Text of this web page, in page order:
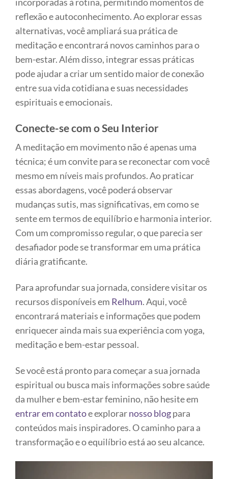
reflexão e autoconhecimento. Ao explorar essas
alternativas, você ampliará sua prática de
meditação e encontrará novos caminhos para o
bem-estar. Além disso, integrar essas práticas
pode ajudar a criar um sentido maior de conexão
entre sua vida cotidiana e suas necessidades
espirituais e emocionais.
Conecte-se com o Seu Interior
A meditação em movimento não é apenas uma
técnica; é um convite para se reconectar com você
mesmo em níveis mais profundos. Ao praticar
essas abordagens, você poderá observar
mudanças sutis, mas significativas, em como se
sente em termos de equilíbrio e harmonia interior.
Com um compromisso regular, o que parecia ser
desafiador pode se transformar em uma prática
diária gratificante.
Para aprofundar sua jornada, considere visitar os
recursos disponíveis em Relhum. Aqui, você
encontrará materiais e informações que podem
enriquecer ainda mais sua experiência com yoga,
meditação e bem-estar pessoal.
Se você está pronto para começar a sua jornada
espiritual ou busca mais informações sobre saúde
da mulher e bem-estar feminino, não hesite em
entrar em contatoe explorarnosso blogpara
conteúdos mais inspiradores. O caminho para a
transformação e o equilíbrio está ao seu alcance.